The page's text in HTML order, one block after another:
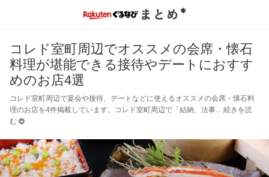
コレド室町周辺でオススメの会席・懐石
料理が堪能できる接待やデートにおすす
めのお店4選
コレド室町周辺で宴会や接待、デートなどに使えるオススメの会席・懐石料
理のお店を4件掲載しています。コレド室町周辺で「結納、法事
続きを読
む